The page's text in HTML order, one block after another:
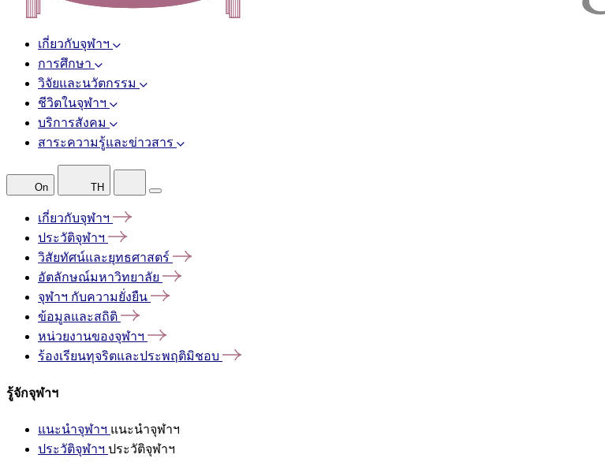
เกี่ยวกับจุฬาฯ
การศึกษา
วิจัยและนวัตกรรม
ชีวิตในจุฬาฯ
บริการสังคม
สาระความรู้และข่าวสาร
On TH
เกี่ยวกับจุฬาฯ
ประวัติจุฬาฯ
วิสัยทัศน์และยุทธศาสตร์
อัตลักษณ์มหาวิทยาลัย
จุฬาฯ กับความยั่งยืน
ข้อมูลและสถิติ
หน่วยงานของจุฬาฯ
ร้องเรียนทุจริตและประพฤติมิชอบ
รู้จักจุฬาฯ
แนะนำจุฬาฯ แนะนำจุฬาฯ
ประวัติจุฬาฯ ประวัติจุฬาฯ